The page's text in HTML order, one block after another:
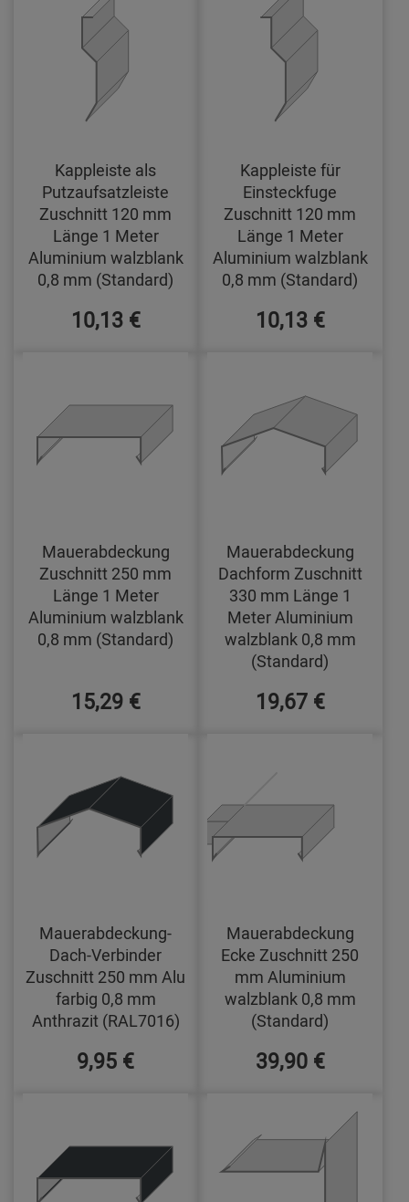
Kappleiste als
Putzaufsatzleiste
Zuschnitt 120 mm
Länge 1 Meter
Aluminium walzblank
0,8 mm (Standard)
10,13 €
Kappleiste für
Einsteckfuge
Zuschnitt 120 mm
Länge 1 Meter
Aluminium walzblank
0,8 mm (Standard)
10,13 €
Mauerabdeckung
Zuschnitt 250 mm
Länge 1 Meter
Aluminium walzblank
0,8 mm (Standard)
15,29 €
Mauerabdeckung
Dachform Zuschnitt
330 mm Länge 1
Meter Aluminium
walzblank 0,8 mm
(Standard)
19,67 €
Mauerabdeckung-
Dach-Verbinder
Zuschnitt 250 mm Alu
farbig 0,8 mm
Anthrazit (RAL7016)
9,95 €
Mauerabdeckung
Ecke Zuschnitt 250
mm Aluminium
walzblank 0,8 mm
(Standard)
39,90 €